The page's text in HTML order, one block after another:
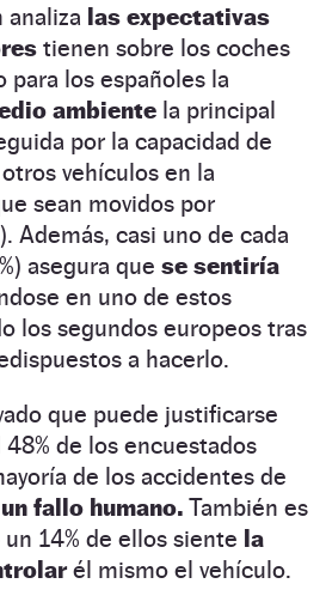
analiza las expectativas
tienen sobre los coches
para los españoles la
ambiente la principal
por la capacidad de
vehículos en la
sean movidos por
Además, casi uno de cada
asegura que se sentiría
en uno de estos
los segundos europeos tras
a hacerlo.
que puede justificarse
de los encuestados
de los accidentes de
un fallo humano. También es
14% de ellos siente la
él mismo el vehículo.